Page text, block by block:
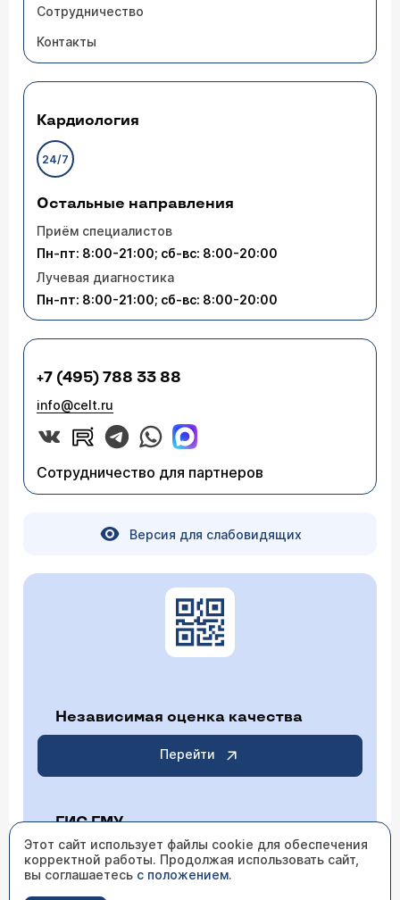
Сотрудничество
Контакты
Кардиология
24/7
Остальные направления
Приём специалистов
Пн-пт: 8:00-21:00; сб-вс: 8:00-20:00
Лучевая диагностика
Пн-пт: 8:00-21:00; сб-вс: 8:00-20:00
+7 (495) 788 33 88
info@celt.ru
Сотрудничество для партнеров
Версия для слабовидящих
Независимая оценка качества
Перейти
ГИС ГМУ
Перейти
Этот сайт использует файлы cookie для обеспечения
корректной работы. Продолжая использовать сайт,
вы соглашаетесь с положением.